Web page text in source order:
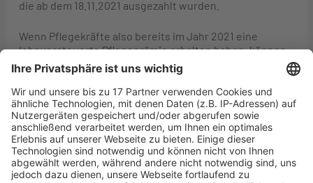
die ab dem 18.11.2021 ausgezahlt wurden.
Wenn Pflegekräfte also bereits im Jahr 2021 eine
lohnversteuerte Pflegeprämie erhalten haben, können
sie eine rückwirkende Steuerbefreiung bei ihrer
Einkommensteuererklärung geltend machen.
Voraussetzung ist, dass der Gesetzgeber die
Steuerbefreiung beschließt. Die Lohnsteuer, die auf die
Pflegeprämie entfällt, wird dann zurückerstattet. Die
Finanzverwaltung wird zeitnah entsprechende
Informationen auf der Internetseite der Finanzämter
bereitstellen. Das soll Betroffene beim Ausfüllen der
Steuererklärung unterstützen.